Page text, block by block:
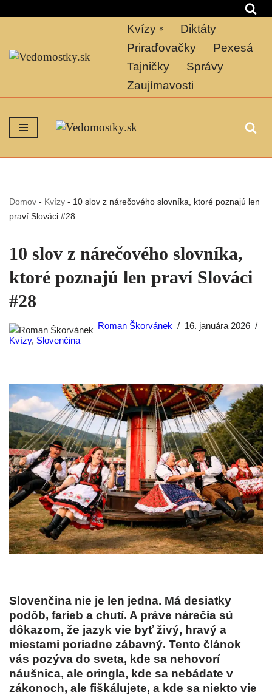
na
obsah
Kvízy
Diktáty
Priraďovačky
Pexesá
Tajničky
Správy
Zaujímavosti
Domov - Kvízy - 10 slov z nárečového slovníka, ktoré poznajú len
praví Slováci #28
10 slov z nárečového slovníka,
ktoré poznajú len praví Slováci
#28
Roman Škorvánek
16. januára 2026
Kvízy, Slovenčina
Slovenčina nie je len jedna. Má desiatky
podôb, farieb a chutí. A práve nárečia sú
dôkazom, že jazyk vie byť živý, hravý a
miestami poriadne zábavný. Tento článok
vás pozýva do sveta, kde sa nehovorí
náušnica, ale oringla, kde sa nebádate v
zákonoch, ale fiškálujete, a kde sa niekto vie